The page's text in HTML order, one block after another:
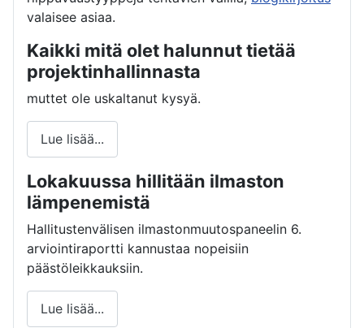
valaisee asiaa.
Kaikki mitä olet halunnut tietää
projektinhallinnasta
muttet ole uskaltanut kysyä.
Lue lisää...
Lokakuussa hillitään ilmaston
lämpenemistä
Hallitustenvälisen ilmastonmuutospaneelin 6.
arviointiraportti kannustaa nopeisiin
päästöleikkauksiin.
Lue lisää...